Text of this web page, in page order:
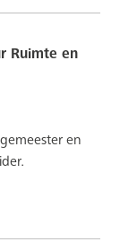
Ruimte en
en